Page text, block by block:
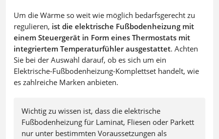
Um die Wärme so weit wie möglich bedarfsgerecht zu
regulieren, ist die elektrische Fußbodenheizung mit
einem Steuergerät in Form eines Thermostats mit
integriertem Temperaturfühler ausgestattet. Achten
Sie bei der Auswahl darauf, ob es sich um ein
Elektrische-Fußbodenheizung-Komplettset handelt, wie
es zahlreiche Marken anbieten.
Wichtig zu wissen ist, dass die elektrische
Fußbodenheizung für Laminat, Fliesen oder Parkett
nur unter bestimmten Voraussetzungen als